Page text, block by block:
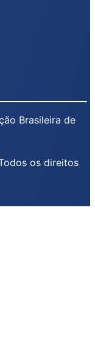
Brasileira de
os direitos